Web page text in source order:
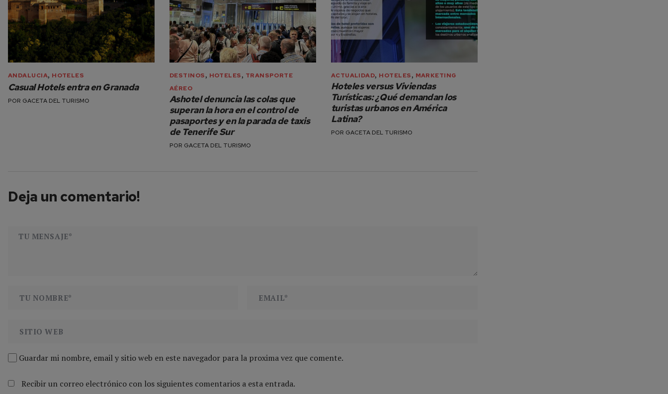
ANDALUCIA, HOTELES
Casual Hotels entra en Granada
POR GACETA DEL TURISMO
DESTINOS, HOTELES, TRANSPORTE
AÉREO
Ashotel denuncia las colas que
superan la hora en el control de
pasaportes y en la parada de taxis
de Tenerife Sur
POR GACETA DEL TURISMO
ACTUALIDAD, HOTELES, MARKETING
Hoteles versus Viviendas
Turísticas: ¿Qué demandan los
turistas urbanos en América
Latina?
POR GACETA DEL TURISMO
Deja un comentario!
Guardar mi nombre, email y sitio web en este navegador para la proxima vez que comente.
Recibir un correo electrónico con los siguientes comentarios a esta entrada.